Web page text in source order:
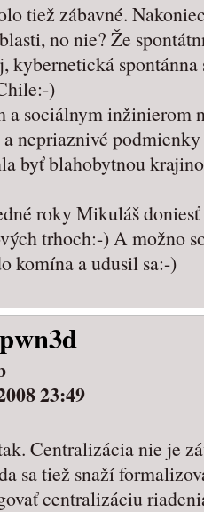
tiež zábavné.
no nie? Že
kybernetická
)
a sociálnym inžinierom
a nepriaznivé
byť blahobytnou
roky Mikuláš
trhoch:-) A možno
komína a udusil sa:-)
23:49
Centralizácia nie je
sa tiež snaží
centralizáciu